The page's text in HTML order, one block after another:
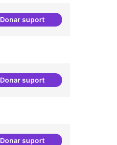
Donar suportComunitat software lliure
Donar suportComunitat i continuitat
Donar suport